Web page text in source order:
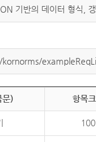
기반의 데이터 형식,
kornorms/
문) 항목크
100